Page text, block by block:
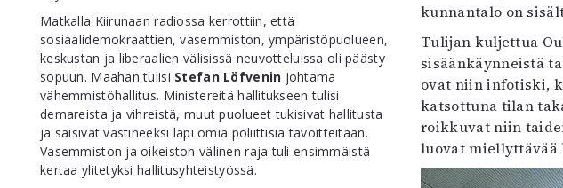
kunnantalo on
Tulijan kuljettua
sisäänkäynneistä
ovat niin infotiski,
katsottuna tilan
roikkuvat niin
luovat miellyttävää
Matkalla Kiirunaan radiossa kerrottiin, että
sosiaalidemokraattien, vasemmiston, ympäristöpuolueen,
keskustan ja liberaalien välisissä neuvotteluissa oli päästy
sopuun. Maahan tulisi Stefan Löfvenin johtama
vähemmistöhallitus. Ministereitä hallitukseen tulisi
demareista ja vihreistä, muut puolueet tukisivat hallitusta
ja saisivat vastineeksi läpi omia poliittisia tavoitteitaan.
Vasemmiston ja oikeiston välinen raja tuli ensimmäistä
kertaa ylitetyksi hallitusyhteistyössä.